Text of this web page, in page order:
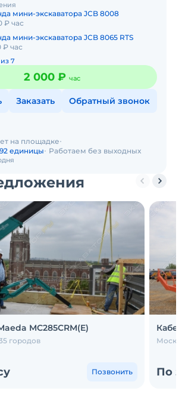
час
мини-экскаватора JCB 8008
₽ час
мини-экскаватора JCB 8065 RTS
₽ час
7
2 000 ₽ час
Заказать Обратный звонок
на площадке
92 единицы Работаем без выходных
MC285CRM(E)
городов
Позвонить
Москва
По